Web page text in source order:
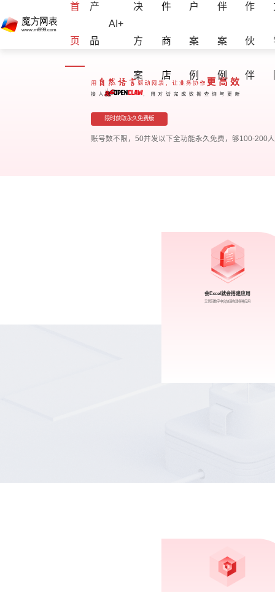
首
页
产
品
AI+
决
方
案
件
商
店
户
案
例
伴
案
例
作
伙
伴
限时获取永久免费版
账号数不限，50并发以下全功能永久免费，够100-200
会Excel就会搭建应用
无代码数字中台快速构建各种应用